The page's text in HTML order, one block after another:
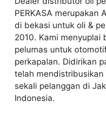
PERKASA
di bekasi untuk oli &
2010. Kami menyuplai
pelumas untuk
perkapalan. Didirikan
telah mendistribusikan
sekali pelanggan di
Indonesia.